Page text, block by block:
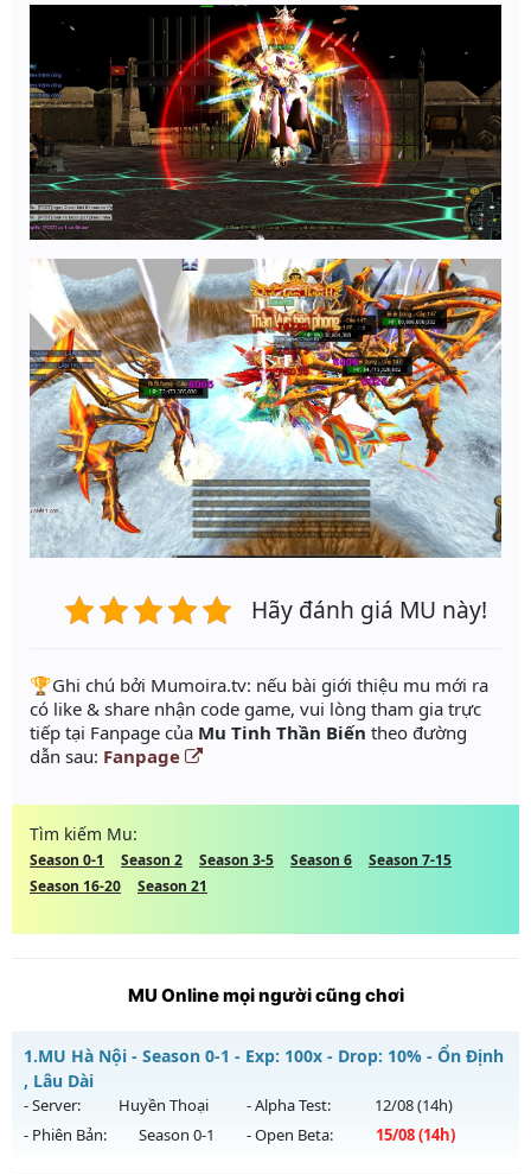
Hãy đánh giá MU này!
️🏆Ghi chú bởi Mumoira.tv: nếu bài giới thiệu mu mới ra
có like & share nhận code game, vui lòng tham gia trực
tiếp tại Fanpage của Mu Tinh Thần Biến theo đường
dẫn sau: Fanpage
Tìm kiếm Mu:
Season 0-1 Season 2 Season 3-5 Season 6
Season 7-15
Season 16-20
Season 21
MU Online mọi người cũng chơi
1.MU Hà Nội - Season 0-1 - Exp: 100x - Drop: 10% - Ổn Định
, Lâu Dài
- Server: Huyền Thoại - Alpha Test: 12/08(14h)
- Phiên Bản:
Season 0-1 - Open Beta: 15/08(14h)